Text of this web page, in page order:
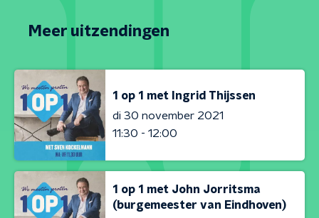
Meer uitzendingen
1 op 1 met Ingrid Thijssen
di 30 november 2021
11:30 - 12:00
1 op 1 met John Jorritsma
(burgemeester van Eindhoven)